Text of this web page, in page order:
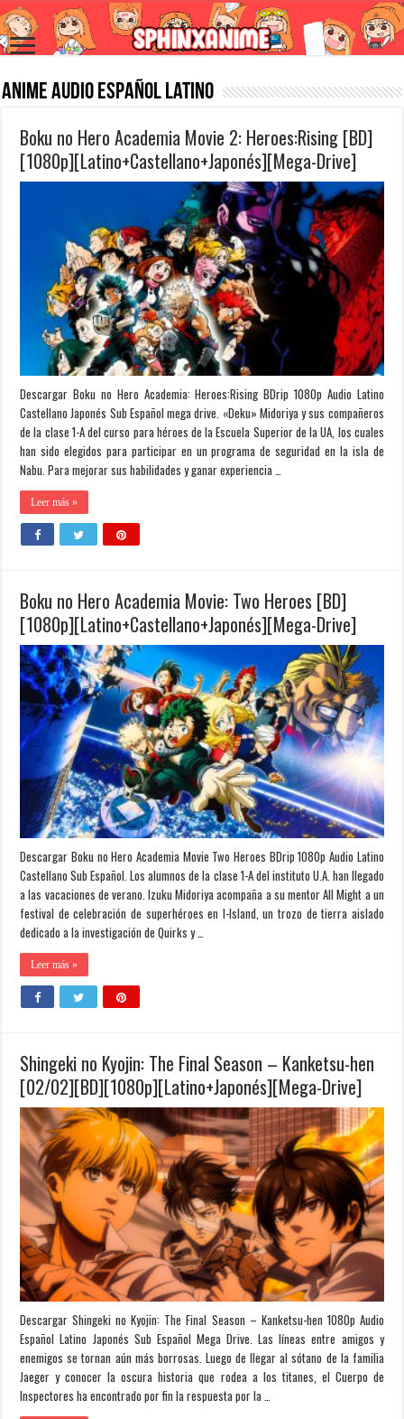
Anime Audio Español Latino
Boku no Hero Academia Movie 2: Heroes:Rising [BD]
[1080p][Latino+Castellano+Japonés][Mega-Drive]
Descargar Boku no Hero Academia: Heroes:Rising BDrip 1080p Audio Latino
Castellano Japonés Sub Español mega drive. «Deku» Midoriya y sus compañeros
de la clase 1-A del curso para héroes de la Escuela Superior de la UA, los cuales
han sido elegidos para participar en un programa de seguridad en la isla de
Nabu. Para mejorar sus habilidades y ganar experiencia …
Leer más »
Boku no Hero Academia Movie: Two Heroes [BD]
[1080p][Latino+Castellano+Japonés][Mega-Drive]
Descargar Boku no Hero Academia Movie Two Heroes BDrip 1080p Audio Latino
Castellano Sub Español. Los alumnos de la clase 1-A del instituto U.A. han llegado
a las vacaciones de verano. Izuku Midoriya acompaña a su mentor All Might a un
festival de celebración de superhéroes en I-Island, un trozo de tierra aislado
dedicado a la investigación de Quirks y …
Leer más »
Shingeki no Kyojin: The Final Season – Kanketsu-hen
[02/02][BD][1080p][Latino+Japonés][Mega-Drive]
Descargar Shingeki no Kyojin: The Final Season – Kanketsu-hen 1080p Audio
Español Latino Japonés Sub Español Mega Drive. Las líneas entre amigos y
enemigos se tornan aún más borrosas. Luego de llegar al sótano de la familia
Jaeger y conocer la oscura historia que rodea a los titanes, el Cuerpo de
Inspectores ha encontrado por fin la respuesta por la …